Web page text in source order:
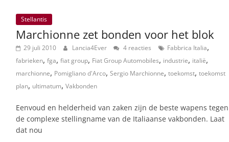
Stellantis
Marchionne zet bonden voor het blok
29 juli 2010 Lancia4Ever 4 reacties Fabbrica Italia,
fabrieken, fga, fiat group, Fiat Group Automobiles, industrie, italië,
marchionne, Pomigliano d'Arco, Sergio Marchionne, toekomst, toekomst
plan, ultimatum, Vakbonden
Eenvoud en helderheid van zaken zijn de beste wapens tegen
de complexe stellingname van de Italiaanse vakbonden. Laat
dat nou